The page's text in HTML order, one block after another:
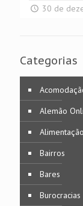
30 de
Categorias
Alemão
Alimentação
Bairros
Bares
Burocracias